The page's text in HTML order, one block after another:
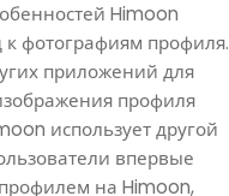
Himoon
к фотографиям профиля.
приложений для
профиля
использует другой
впервые
на Himoon,